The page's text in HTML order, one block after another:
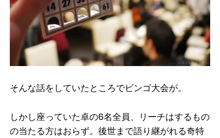
そんな話をしていたところでビンゴ大会が。
しかし座っていた卓の6名全員、リーチはするもの
の当たる方はおらず。後世まで語り継がれる奇特